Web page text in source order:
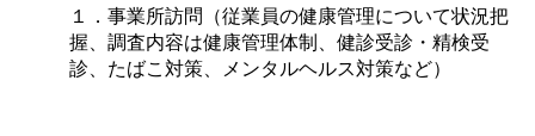
１．事業所訪問（従業員の健康管理について状況把
握、調査内容は健康管理体制、健診受診・精検受
診、たばこ対策、メンタルヘルス対策など）